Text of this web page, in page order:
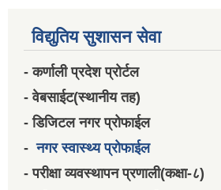
विद्युतिय सुशासन सेवा
- कर्णाली प्रदेश प्रोर्टल
- वेबसाईट(स्थानीय तह)
- डिजिटल नगर प्रोफाईल
-नगर स्वास्थ्य प्रोफाईल
- परीक्षा व्यवस्थापन प्रणाली(कक्षा-८)